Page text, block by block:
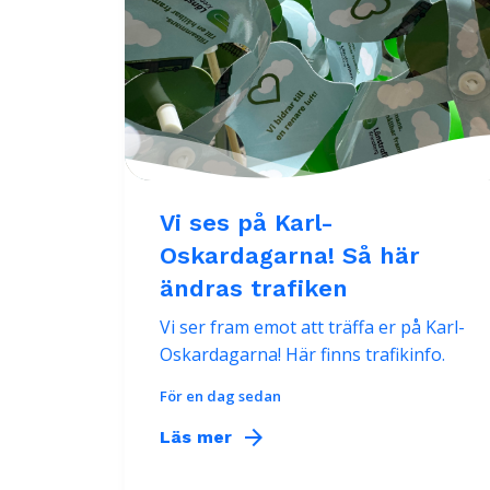
Vi ses på Karl-
Oskardagarna! Så här
ändras trafiken
Vi ser fram emot att träffa er på Karl-
Oskardagarna! Här finns trafikinfo.
För en dag sedan
Läs mer arrow_forward